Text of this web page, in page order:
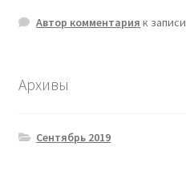
Автор комментария к записи
Архивы
Сентябрь 2019